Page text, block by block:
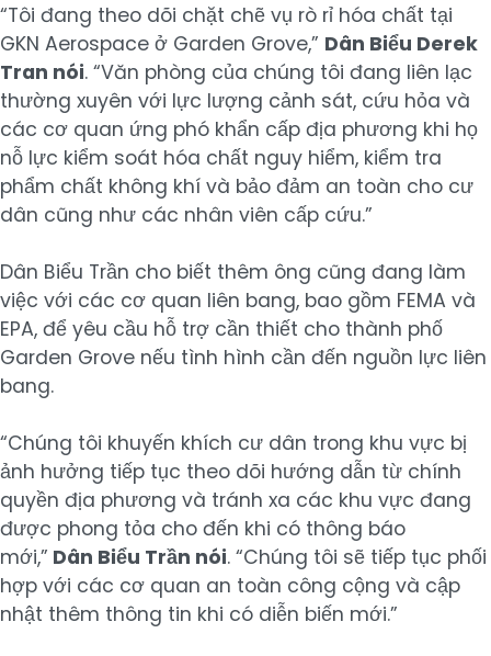
“Tôi đang theo dõi chặt chẽ vụ rò rỉ hóa chất tại
GKN Aerospace ở Garden Grove,” Dân Biểu Derek
Tran nói. “Văn phòng của chúng tôi đang liên lạc
thường xuyên với lực lượng cảnh sát, cứu hỏa và
các cơ quan ứng phó khẩn cấp địa phương khi họ
nỗ lực kiểm soát hóa chất nguy hiểm, kiểm tra
phẩm chất không khí và bảo đảm an toàn cho cư
dân cũng như các nhân viên cấp cứu.”
Dân Biểu Trần cho biết thêm ông cũng đang làm
việc với các cơ quan liên bang, bao gồm FEMA và
EPA, để yêu cầu hỗ trợ cần thiết cho thành phố
Garden Grove nếu tình hình cần đến nguồn lực liên
bang.
“Chúng tôi khuyến khích cư dân trong khu vực bị
ảnh hưởng tiếp tục theo dõi hướng dẫn từ chính
quyền địa phương và tránh xa các khu vực đang
được phong tỏa cho đến khi có thông báo
mới,” Dân Biểu Trần nói. “Chúng tôi sẽ tiếp tục phối
hợp với các cơ quan an toàn công cộng và cập
nhật thêm thông tin khi có diễn biến mới.”